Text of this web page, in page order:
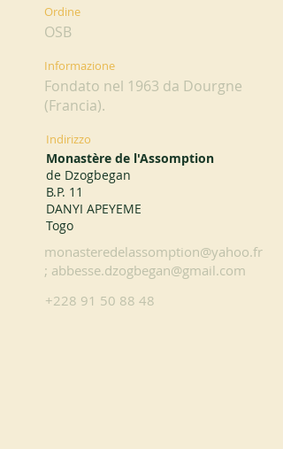
Ordine
OSB
Informazione
Fondato nel 1963 da Dourgne
(Francia).
Indirizzo
Monastère de l'Assomption
de Dzogbegan
B.P. 11
DANYI APEYEME
Togo
monasteredelassomption@yahoo.fr
; abbesse.dzogbegan@gmail.com
+228 91 50 88 48